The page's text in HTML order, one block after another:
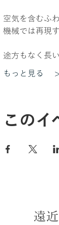
空気を含むふ
機械では再現
途方もなく長
もっと見る
このイ
遠